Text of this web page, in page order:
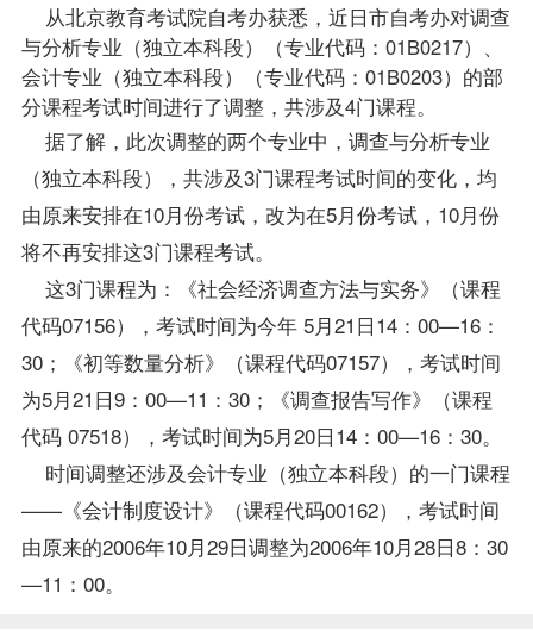
从北京教育考试院自考办获悉，近日市自考办对调查
与分析专业（独立本科段）（专业代码：01B0217）、
会计专业（独立本科段）
（专业代码：01B0203）的部
分课程考试时间进行了调整，共涉及4门课程。
据了解，此次调整的两个专业中，调查与分析专业
（独立本科段），共涉及3门课程考试时间的变化，均
由原来安排在10月份考试，改为在5月份考试，10月份
将不再安排这3门课程考试。
这3门课程为：《社会经济调查方法与实务》（课程
代码07156），考试时间为今年 5月21日14：00—16：
30；《初等数量分析》（课程代码07157），考试时间
为5月21日9：00—11：30；《调查报告写作》（课程
代码 07518），考试时间为5月20日14：00—16：30。
时间调整还涉及会计专业 （独立本科段）的一门课程
——《会计制度设计》（课程代码00162），考试时间
由原来的2006年10月29日调整为2006年10月28日8：30
—11：00。